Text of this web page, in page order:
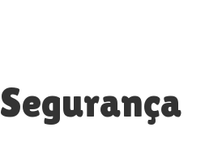
Segurança